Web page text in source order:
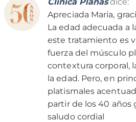
Apreciada Maria,
La edad adecuada a
este tratamiento es
fuerza del músculo
contextura corporal,
la edad. Pero, en
platismales
partir de los 40 años
saludo cordial